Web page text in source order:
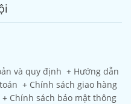
và quy định + Hướng dẫn
+ Chính sách giao hàng
+ Chính sách bảo mật thông